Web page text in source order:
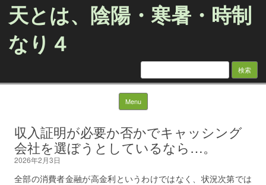
天とは、陰陽・寒暑・時制
なり４
検
Menu Skip to content
収入証明が必要か否かでキャッシング
会社を選ぼうとしているなら…。
2026年2月3日
全部の消費者金融が高金利というわけではなく、状況次第では